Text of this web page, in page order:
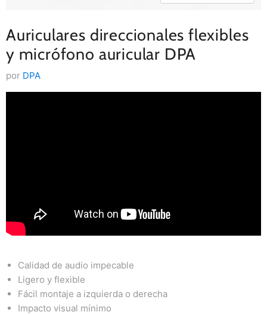
Auriculares direccionales flexibles
y micrófono auricular DPA
por DPA
Calidad de audio impecable
Ligero y flexible
Fácil montaje a izquierda o derecha
Impacto visual mínimo